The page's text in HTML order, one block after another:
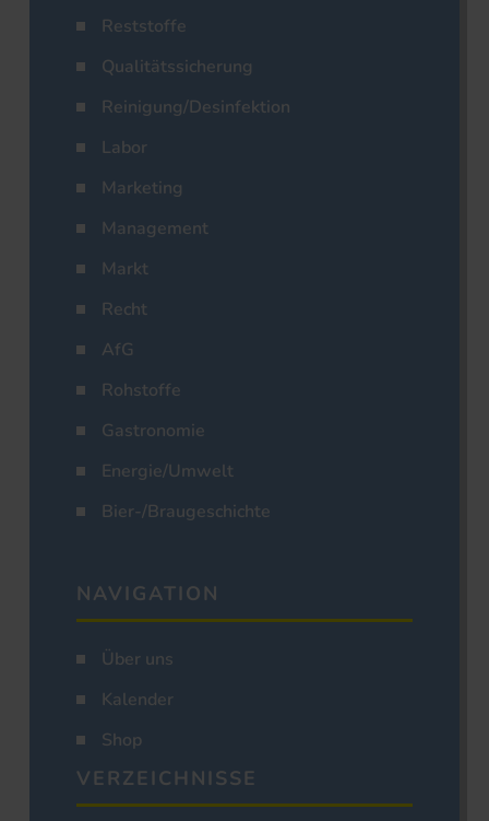
Reststoffe
Qualitätssicherung
Reinigung/Desinfektion
Labor
Marketing
Management
Markt
Recht
AfG
Rohstoffe
Gastronomie
Energie/Umwelt
Bier-/Braugeschichte
NAVIGATION
Über uns
Kalender
Shop
VERZEICHNISSE